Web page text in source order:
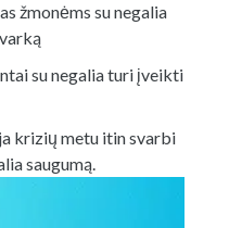
žmonėms su negalia
su negalia turi įveikti
krizių metu itin svarbi
saugumą.